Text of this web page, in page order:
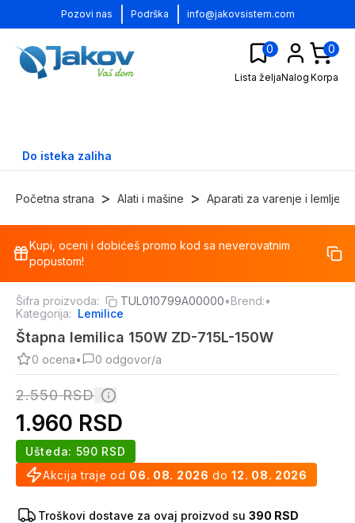
Pozovi nas Podrška info@jakovsistem.com
0
Lista željaNalog
0
Korpa
Do isteka zaliha
Početna strana > Alati i mašine > Aparati za varenje i
%
Kupi, oceni i dobićeš promo kod sa neverovatnim
popustom!
Šifra proizvoda: TUL010799A00000•Brend:•
Kategorija: Lemilice
Štapna lemilica 150W ZD-715L-150W
0 ocena• 0 odgovor/a
2.550RSD
1.960 RSD
Akcija traje od 06. 08. 2026 do 12. 08. 2026
Ušteda: 590 RSD
Troškovi dostave za ovaj proizvod su 390 RSD